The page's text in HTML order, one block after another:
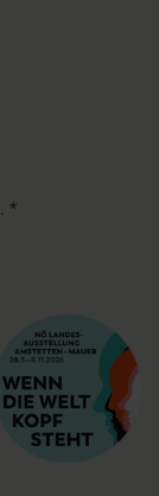
. *